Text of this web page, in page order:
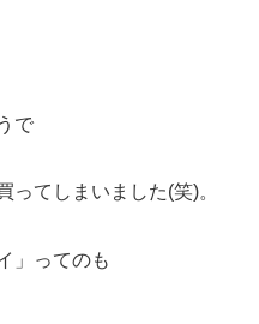
で
ってしまいました(笑)。
」ってのも